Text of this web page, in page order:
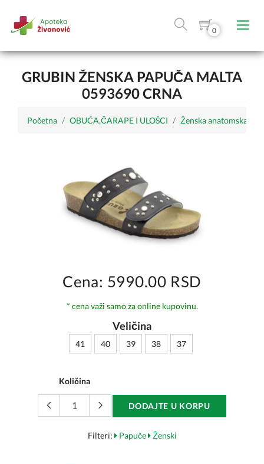
0
GRUBIN ŽENSKA PAPUČA MALTA
0593690 CRNA
Početna OBUĆA,ČARAPE I ULOŠCI Ženska anatomska
Cena: 5990.00 RSD
* cena važi samo za online kupovinu.
Veličina
41 40 39 38 37
Količina
DODAJTE U KORPU
Filteri: Papuče Ženski